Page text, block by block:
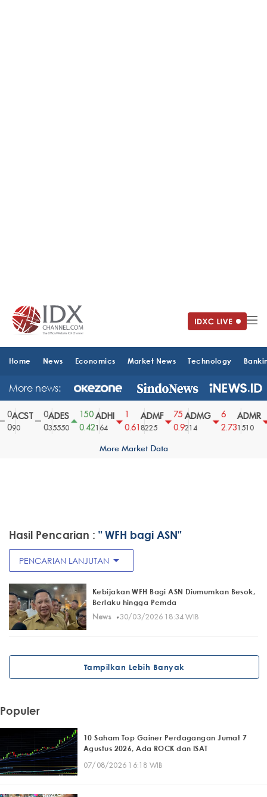
Home News Economics Market News Technology
More news:
0
0
ACST
90
0
0
ADES
35550
150
0.42
ADHI
164
0.61
ADMF
8225
75
0.9
ADMG
214
6
2.73
ADMR
1510
More Market Data
Hasil Pencarian : " WFH bagi ASN"
PENCARIAN LANJUTAN arrow_drop_down
Kebijakan WFH Bagi ASN Diumumkan Besok,
Berlaku hingga Pemda
News· 30/03/2026 18:34 WIB
Tampilkan Lebih Banyak
Populer
10 Saham Top Gainer Perdagangan Jumat 7
Agustus 2026, Ada ROCK dan ISAT
07/08/2026 16:18 WIB